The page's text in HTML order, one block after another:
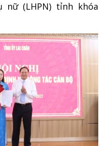
nữ (LHPN) tỉnh khóa